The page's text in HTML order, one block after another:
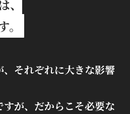
それぞれに大きな影響
が、だからこそ必要な